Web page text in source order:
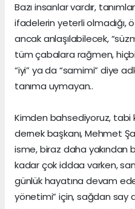
Bazı insanlar vardır,
ifadelerin yeterli olmadığı,
ancak anlaşılabilecek,
tüm çabalara rağmen,
“iyi” ya da “samimi” diye
tanıma uymayan..
Kimden bahsediyoruz, tabi
dernek başkanı, Mehmet
isme, biraz daha yakından
kadar çok iddaa varken,
günlük hayatına devam
yönetimi” için, sağdan say